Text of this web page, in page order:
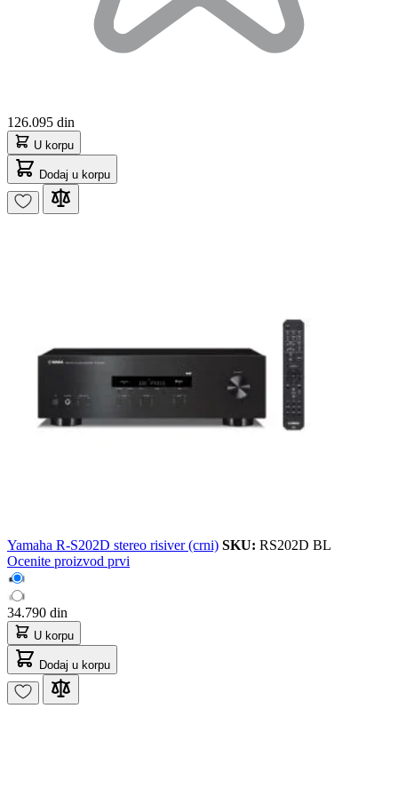
126.095 din
U korpu
Dodaj u korpu
Yamaha R-S202D stereo risiver (crni) SKU: RS202D BL
Ocenite proizvod prvi
34.790 din
U korpu
Dodaj u korpu